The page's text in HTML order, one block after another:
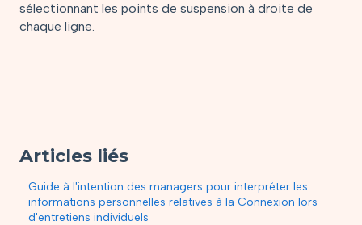
sélectionnant les points de suspension à droite de
chaque ligne.
Articles liés
Guide à l'intention des managers pour interpréter les
informations personnelles relatives à la Connexion lors
d'entretiens individuels